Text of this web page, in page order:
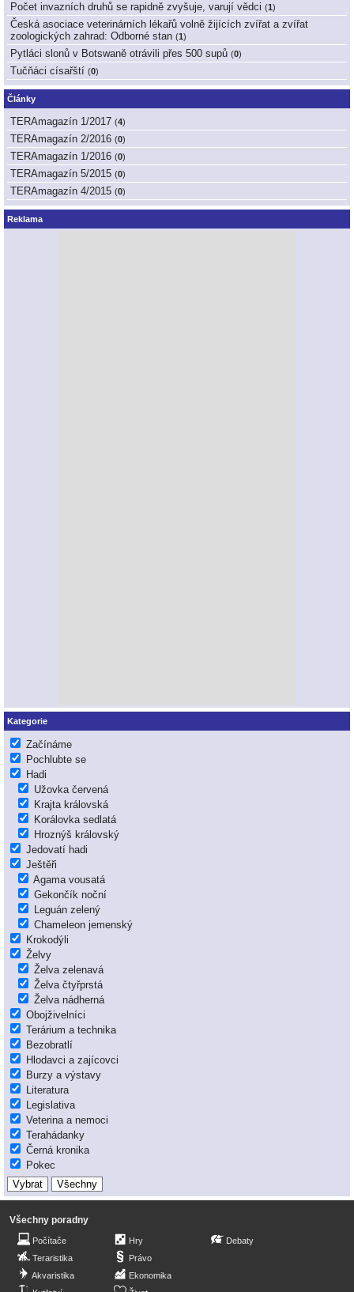
Počet invazních druhů se rapidně zvyšuje, varují vědci (1 )
Česká asociace veterinárních lékařů volně žijících zvířat a zvířat
zoologických zahrad: Odborné stan (1 )
Pytláci slonů v Botswaně otrávili přes 500 supů (0)
Tučňáci císařští (0)
Články
TERAmagazín 1/2017 (4)
TERAmagazín 2/2016 (0)
TERAmagazín 1/2016 (0)
TERAmagazín 5/2015 (0)
TERAmagazín 4/2015 (0)
Reklama
Kategorie
Začínáme
Pochlubte se
Hadi
Užovka červená
Krajta královská
Korálovka sedlatá
Hroznýš královský
Jedovatí hadi
Ještěři
Agama vousatá
Gekončík noční
Leguán zelený
Chameleon jemenský
Krokodýli
Želvy
Želva zelenavá
Želva čtyřprstá
Želva nádherná
Obojživelníci
Terárium a technika
Bezobratlí
Hlodavci a zajícovci
Burzy a výstavy
Literatura
Legislativa
Veterina a nemoci
Terahádanky
Černá kronika
Pokec
Všechny poradny
Počítače
Teraristika
Akvaristika
Hry
Právo
Ekonomika
Debaty